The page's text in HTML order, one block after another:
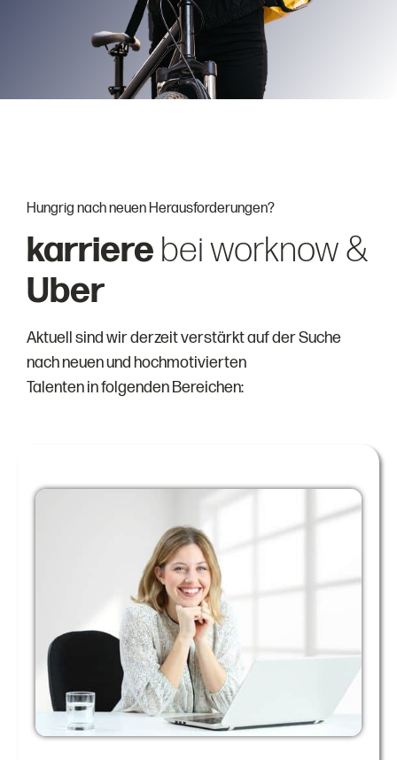
Hungrig nach neuen Herausforderungen?
karriere bei worknow &
Uber
Aktuell sind wir derzeit verstärkt auf der Suche
nach neuen und hochmotivierten
Talenten in folgenden Bereichen: